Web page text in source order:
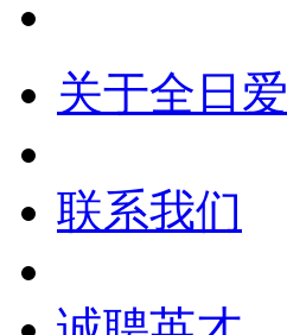
关于全日爱
联系我们